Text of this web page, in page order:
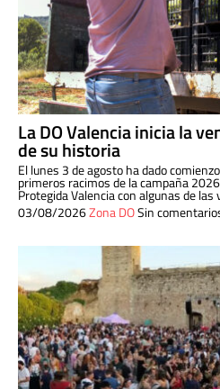
La DO Valencia inicia la
de su historia
El lunes 3 de agosto ha dado
primeros racimos de la campaña
Protegida Valencia con algunas de
03/08/2026Zona DOSin